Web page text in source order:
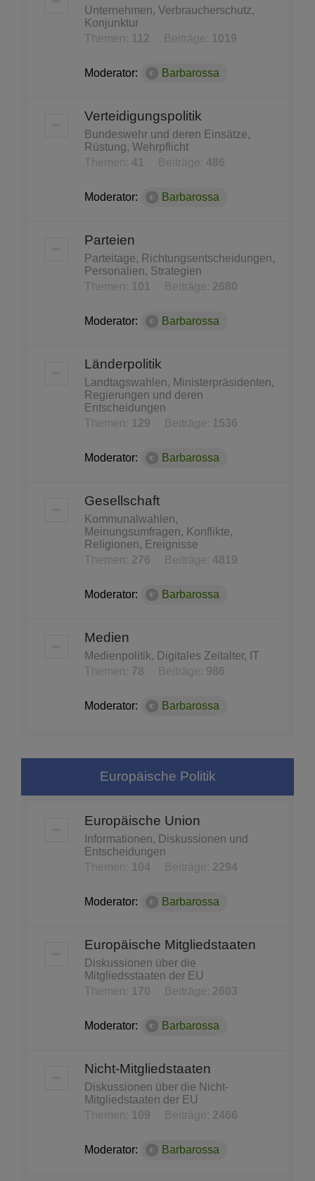
Unternehmen, Verbraucherschutz,
Konjunktur
Themen:
112 Beiträge: 1019
Moderator: Barbarossa
Verteidigungspolitik
Bundeswehr und deren Einsätze,
Rüstung, Wehrpflicht
Themen: 41 Beiträge: 486
Moderator: Barbarossa
Parteien
Parteitage, Richtungsentscheidungen,
Personalien, Strategien
Themen:
101 Beiträge: 2680
Moderator: Barbarossa
Länderpolitik
Landtagswahlen, Ministerpräsidenten,
Regierungen und deren
Entscheidungen
Themen:
129 Beiträge: 1536
Moderator: Barbarossa
Gesellschaft
Kommunalwahlen,
Meinungsumfragen, Konflikte,
Religionen, Ereignisse
Themen: 276 Beiträge: 4819
Moderator: Barbarossa
Medien
Medienpolitik, Digitales Zeitalter, IT
Themen: 78 Beiträge: 986
Moderator: Barbarossa
Europäische Politik
Europäische Union
Informationen, Diskussionen und
Entscheidungen
Themen:
104 Beiträge: 2294
Moderator: Barbarossa
Europäische Mitgliedstaaten
Diskussionen über die
Mitgliedsstaaten der EU
Themen:
170 Beiträge: 2603
Moderator: Barbarossa
Nicht-Mitgliedstaaten
Diskussionen über die Nicht-
Mitgliedstaaten der EU
Themen:
109 Beiträge: 2466
Moderator: Barbarossa